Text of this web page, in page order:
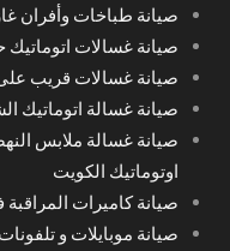
صيانة طباخات وأفران
صيانة غسالات اتوماتيك
صيانة غسالات قريب
صيانة غسالة اتوماتيك
اوتوماتيك الكويت
صيانة كاميرات
صيانة موبايلات و